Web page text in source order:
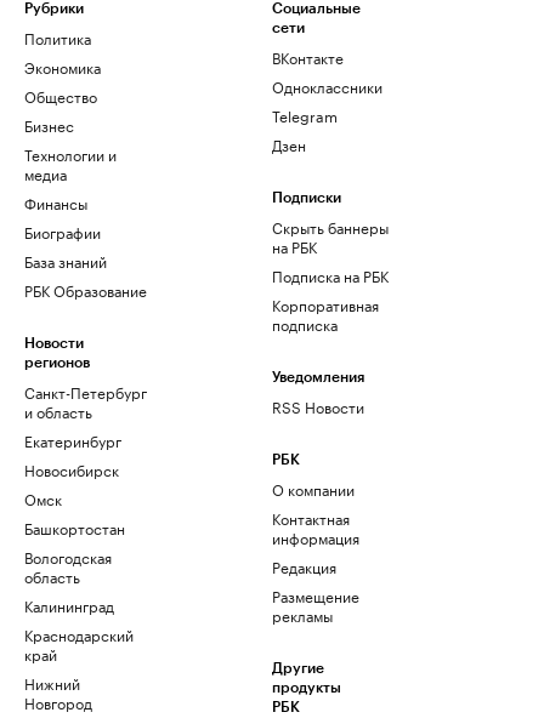
Рубрики
Политика
Экономика
Общество
Бизнес
Технологии и
медиа
Финансы
Биографии
База знаний
РБК Образование
Новости
регионов
Санкт-Петербург
и область
Екатеринбург
Новосибирск
Омск
Башкортостан
Вологодская
область
Калининград
Краснодарский
край
Нижний
Новгород
Социальные
сети
ВКонтакте
Одноклассники
Telegram
Дзен
Подписки
Скрыть баннеры
на РБК
Подписка на РБК
Корпоративная
подписка
Уведомления
RSS Новости
РБК
О компании
Контактная
информация
Редакция
Размещение
рекламы
Другие
продукты
РБК